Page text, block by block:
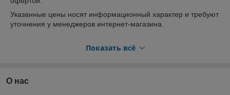
Указанные цены носят информационный характер и требуют
уточнения у менеджеров интернет-магазина.
сообщить об этом по электронной почте на
предложения, направленные в адрес нашей Компании!
Показать всё
О нас